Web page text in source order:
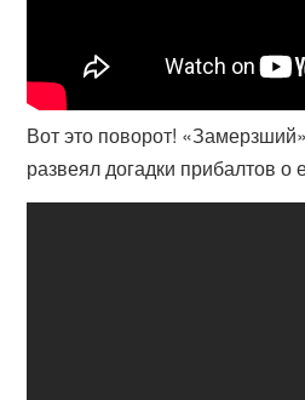
Вот это поворот!
развеял догадки прибалтов о